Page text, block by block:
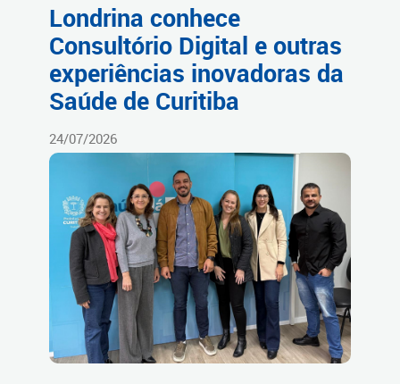
Londrina conhece
Consultório Digital e outras
experiências inovadoras da
Saúde de Curitiba
24/07/2026